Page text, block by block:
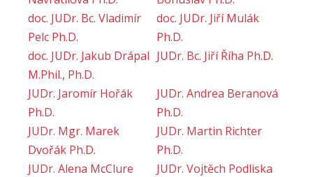
doc. JUDr. Bc. Vladimír
Pelc Ph.D.
doc. JUDr. Jiří Mulák
Ph.D.
doc. JUDr. Jakub Drápal
M.Phil., Ph.D.
JUDr. Bc. Jiří Říha Ph.D.
JUDr. Jaromír Hořák
Ph.D.
JUDr. Andrea Beranová
Ph.D.
JUDr. Mgr. Marek
Dvořák Ph.D.
JUDr. Martin Richter
Ph.D.
JUDr. Alena McClure
JUDr. Vojtěch Podliska